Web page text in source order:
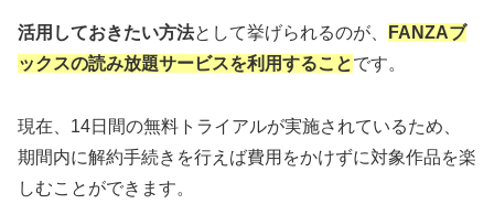
活用しておきたい方法として挙げられるのが、
FANZAブ
ックスの読み放題サービスを利用することです。
現在、14日間の無料トライアルが実施されているため、
期間内に解約手続きを行えば費用をかけずに対象作品を楽
しむことができます。